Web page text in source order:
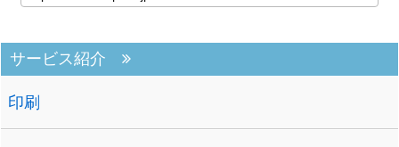
サービス紹介
印刷